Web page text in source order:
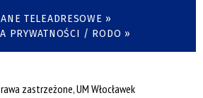
TELEADRESOWE »
PRYWATNOŚCI / RODO »
zastrzeżone, UM Włocławek